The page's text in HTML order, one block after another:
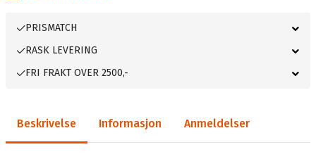
PRISMATCH
RASK LEVERING
FRI FRAKT OVER 2500,-
Beskrivelse Informasjon Anmeldelser